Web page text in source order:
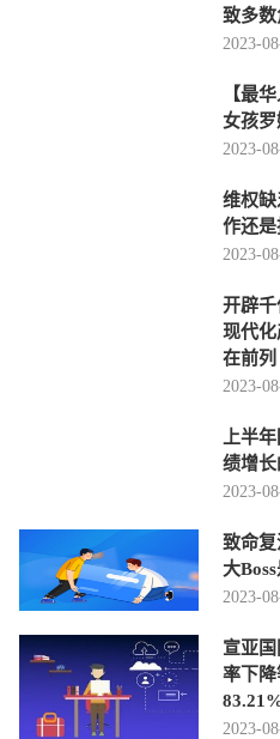
致多
2023-
【最
女孩罗
2023-
维权缺
作还是
2023-
开辟
现代
在前列
2023-
上半
绩增
2023-
致命
大Boss
2023-
宣亚
率下
2023-